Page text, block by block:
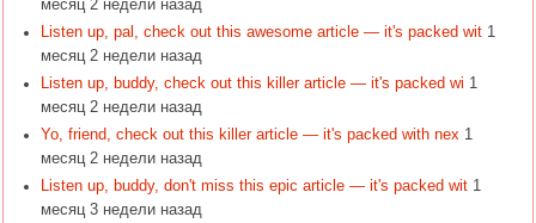
месяц 2 недели назад
Listen up, pal, check out this awesome article — it's packed wit 1
месяц 2 недели назад
Listen up, buddy, check out this killer article — it's packed wi 1
месяц 2 недели назад
Yo, friend, check out this killer article — it's packed with nex 1
месяц 2 недели назад
Listen up, buddy, don't miss this epic article — it's packed wit 1
месяц 3 недели назад